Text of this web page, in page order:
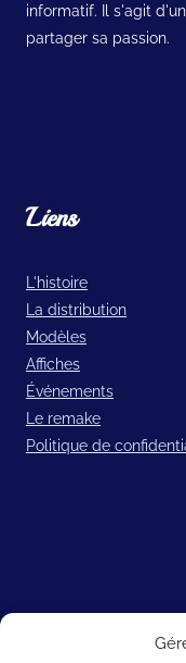
informatif. Il s'agit
partager sa passion.
Liens
L'histoire
La distribution
Modèles
Affiches
Événements
Le remake
Politique de